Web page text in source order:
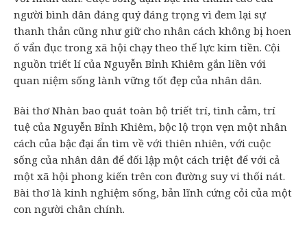
người bình dân đáng quý đáng trọng vì đem lại sự
thanh thản cũng như giữ cho nhân cách không bị hoen
ố vẩn đục trong xã hội chạy theo thế lực kim tiền. Cội
nguồn triết lí của Nguyễn Bỉnh Khiêm gắn liền với
quan niệm sống lành vững tốt đẹp của nhân dân.
Bài thơ Nhàn bao quát toàn bộ triết trí, tình cảm, trí
tuệ của Nguyễn Bỉnh Khiêm, bộc lộ trọn vẹn một nhân
cách của bậc đại ẩn tìm về với thiên nhiên, với cuộc
sống của nhân dân để đối lập một cách triệt để với cả
một xã hội phong kiến trên con đường suy vi thối nát.
Bài thơ là kinh nghiệm sống, bản lĩnh cứng cỏi của một
con người chân chính.